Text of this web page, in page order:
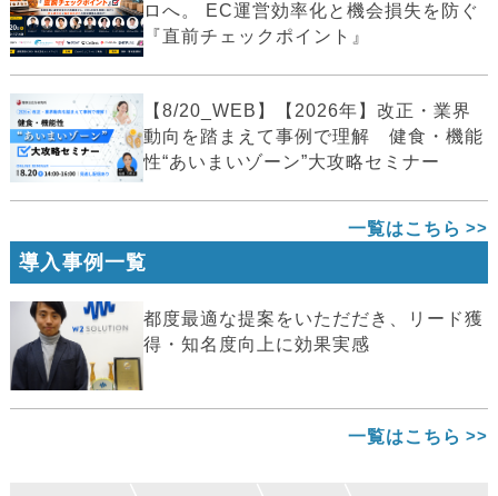
ロへ。 EC運営効率化と機会損失を防ぐ
『直前チェックポイント』
【8/20_WEB】【2026年】改正・業界
動向を踏まえて事例で理解 健食・機能
性“あいまいゾーン”大攻略セミナー
一覧はこちら
導入事例一覧
都度最適な提案をいただだき、リード獲
得・知名度向上に効果実感
一覧はこちら